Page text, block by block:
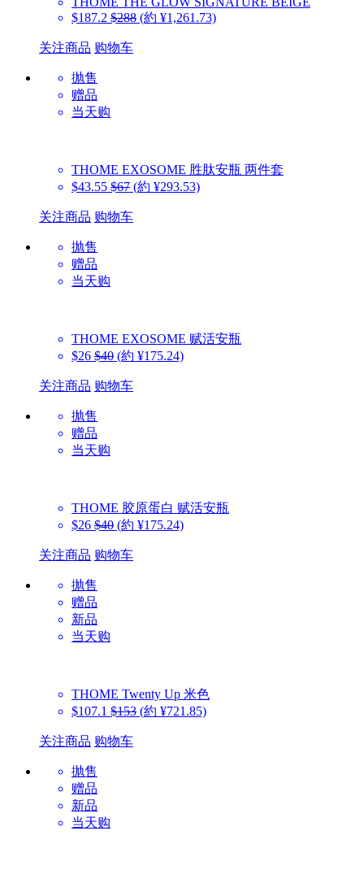
$187.2 $288 (約 ¥1,261.73)
关注商品 购物车
抛售
赠品
当天购
THOME EXOSOME 胜肽安瓶 两件套
$43.55 $67 (約 ¥293.53)
关注商品 购物车
抛售
赠品
当天购
THOME EXOSOME 赋活安瓶
$26 $40 (約 ¥175.24)
关注商品 购物车
抛售
赠品
当天购
THOME 胶原蛋白 赋活安瓶
$26 $40 (約 ¥175.24)
关注商品 购物车
抛售
赠品
新品
当天购
THOME Twenty Up 米色
$107.1 $153 (約 ¥721.85)
关注商品 购物车
抛售
赠品
新品
当天购